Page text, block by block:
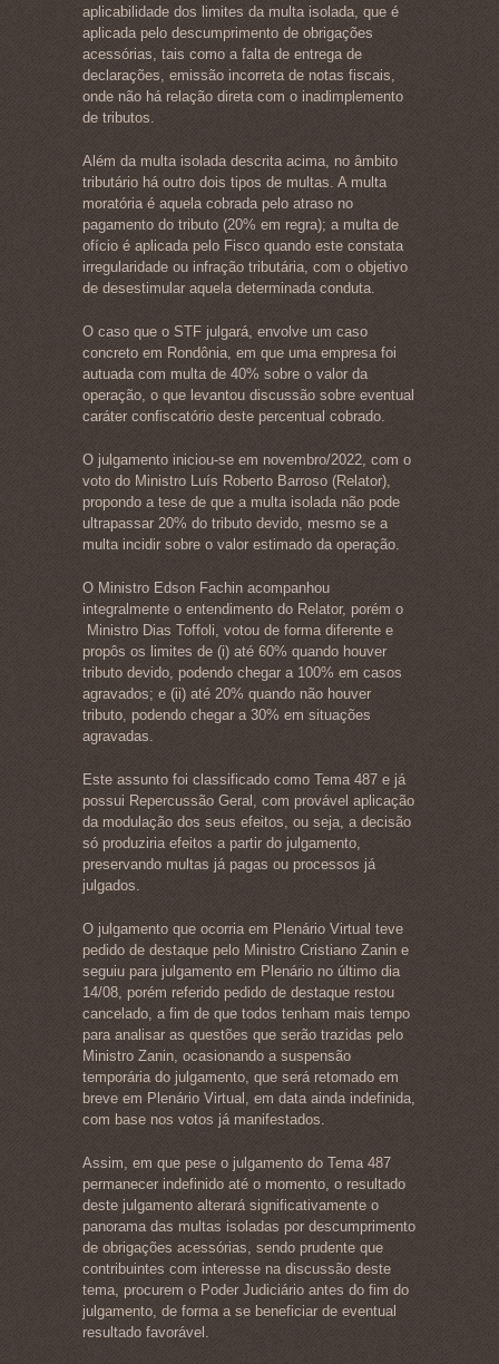
aplicabilidade dos limites da multa isolada, que é
aplicada pelo descumprimento de obrigações
acessórias, tais como a falta de entrega de
declarações, emissão incorreta de notas fiscais,
onde não há relação direta com o inadimplemento
de tributos.
Além da multa isolada descrita acima, no âmbito
tributário há outro dois tipos de multas. A multa
moratória é aquela cobrada pelo atraso no
pagamento do tributo (20% em regra); a multa de
ofício é aplicada pelo Fisco quando este constata
irregularidade ou infração tributária, com o objetivo
de desestimular aquela determinada conduta.
O caso que o STF julgará, envolve um caso
concreto em Rondônia, em que uma empresa foi
autuada com multa de 40% sobre o valor da
operação, o que levantou discussão sobre eventual
caráter confiscatório deste percentual cobrado.
O julgamento iniciou-se em novembro/2022, com o
voto do Ministro Luís Roberto Barroso (Relator),
propondo a tese de que a multa isolada não pode
ultrapassar 20% do tributo devido, mesmo se a
multa incidir sobre o valor estimado da operação.
O Ministro Edson Fachin acompanhou
integralmente o entendimento do Relator, porém o
Ministro Dias Toffoli, votou de forma diferente e
propôs os limites de (i) até 60% quando houver
tributo devido, podendo chegar a 100% em casos
agravados; e (ii) até 20% quando não houver
tributo, podendo chegar a 30% em situações
agravadas.
Este assunto foi classificado como Tema 487 e já
possui Repercussão Geral, com provável aplicação
da modulação dos seus efeitos, ou seja, a decisão
só produziria efeitos a partir do julgamento,
preservando multas já pagas ou processos já
julgados.
O julgamento que ocorria em Plenário Virtual teve
pedido de destaque pelo Ministro Cristiano Zanin e
seguiu para julgamento em Plenário no último dia
14/08, porém referido pedido de destaque restou
cancelado, a fim de que todos tenham mais tempo
para analisar as questões que serão trazidas pelo
Ministro Zanin, ocasionando a suspensão
temporária do julgamento, que será retomado em
breve em Plenário Virtual, em data ainda indefinida,
com base nos votos já manifestados.
Assim, em que pese o julgamento do Tema 487
permanecer indefinido até o momento, o resultado
deste julgamento alterará significativamente o
panorama das multas isoladas por descumprimento
de obrigações acessórias, sendo prudente que
contribuintes com interesse na discussão deste
tema, procurem o Poder Judiciário antes do fim do
julgamento, de forma a se beneficiar de eventual
resultado favorável.